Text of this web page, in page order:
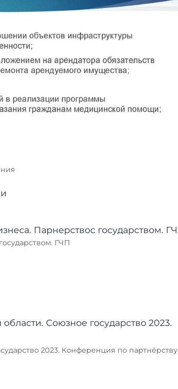
ГЧП
2023. Конференция по партнёрству